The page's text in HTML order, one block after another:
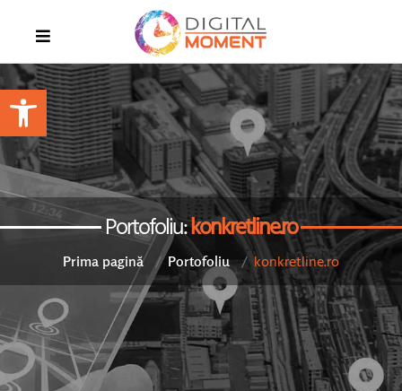
Portofoliu:konkretline.ro
Prima pagină Portofoliu konkretline.ro
Open toolbar